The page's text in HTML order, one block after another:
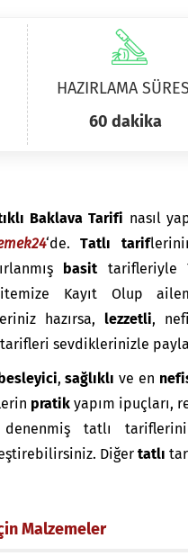
HAZIRLAMA
60 dakika
Baklava Tarifi nasıl
‘de.Tatlı tarif
basittarifleriyle
Kayıt Olup
hazırsa, lezzetli,
sevdiklerinizle
,sağlıklı ve en
pratik yapım ipuçları,
denenmiş tatlı
Diğer tatlı
Malzemeler